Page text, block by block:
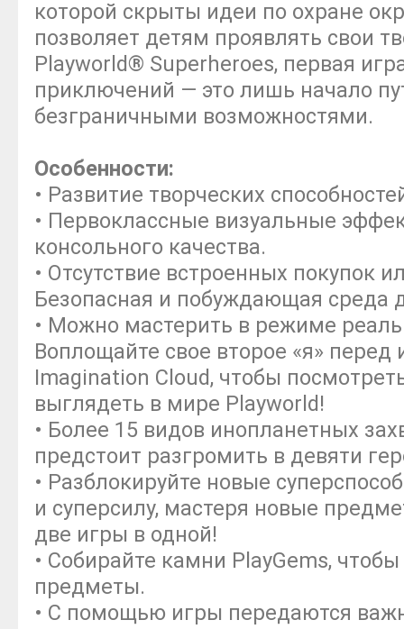
которой скрыты идеи по охране
позволяет детям проявлять свои
Playworld® Superheroes, первая
приключений — это лишь начало
безграничными возможностями.
Особенности:
• Развитие творческих
• Первоклассные визуальные
консольного качества.
• Отсутствие встроенных покупок
Безопасная и побуждающая среда
• Можно мастерить в режиме
Воплощайте свое второе «я»
Imagination Cloud, чтобы
выглядеть в мире Playworld!
• Более 15 видов инопланетных
предстоит разгромить в девяти
• Разблокируйте новые
и суперсилу, мастеря новые
две игры в одной!
• Собирайте камни PlayGems,
предметы.
• С помощью игры передаются